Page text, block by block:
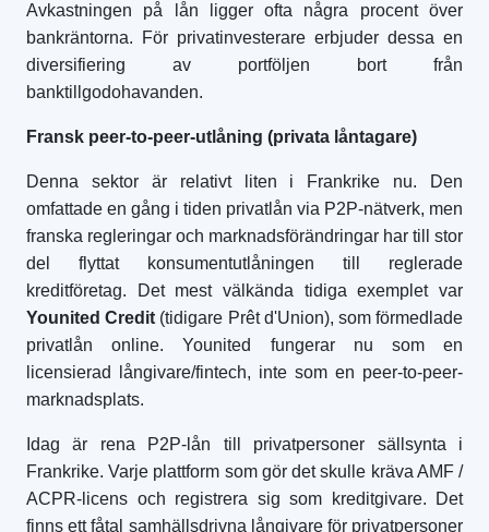
Avkastningen på lån ligger ofta några procent över
bankräntorna. För privatinvesterare erbjuder dessa en
diversifiering av portföljen bort från
banktillgodohavanden.
Fransk peer-to-peer-utlåning (privata låntagare)
Denna sektor är relativt liten i Frankrike nu. Den
omfattade en gång i tiden privatlån via P2P-nätverk, men
franska regleringar och marknadsförändringar har till stor
del flyttat konsumentutlåningen till reglerade
kreditföretag. Det mest välkända tidiga exemplet var
Younited Credit (tidigare Prêt d'Union), som förmedlade
privatlån online. Younited fungerar nu som en
licensierad långivare/fintech, inte som en peer-to-peer-
marknadsplats.
Idag är rena P2P-lån till privatpersoner sällsynta i
Frankrike. Varje plattform som gör det skulle kräva AMF /
ACPR-licens och registrera sig som kreditgivare. Det
finns ett fåtal samhällsdrivna långivare för privatpersoner